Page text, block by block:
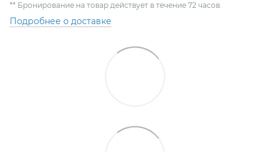
** Бронирование на товар действует в течение 72 часов.
Подробнее о доставке